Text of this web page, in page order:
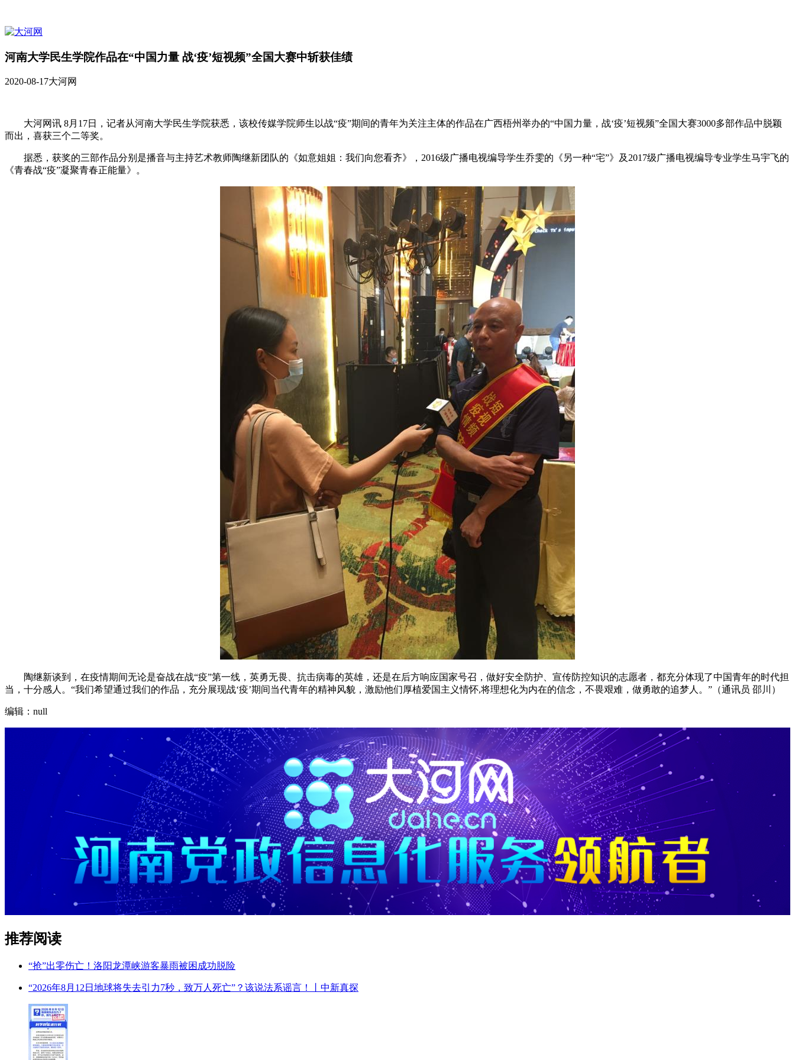
河南大学民生学院作品在“中国力量 战‘疫’短视频”全国大赛中斩获佳绩
2020-08-17大河网
大河网讯 8月17日，记者从河南大学民生学院获悉，该校传媒学院师生以战“疫”期间的青年为关注主体的作品在广西梧州举办的“中国力量，战‘疫’短视频”全国大赛3000多部作品中脱颖
而出，喜获三个二等奖。
据悉，获奖的三部作品分别是播音与主持艺术教师陶继新团队的《如意姐姐：我们向您看齐》，2016级广播电视编导学生乔雯的《另一种“宅”》及2017级广播电视编导专业学生马宇飞的
《青春战“疫”凝聚青春正能量》。
陶继新谈到，在疫情期间无论是奋战在战“疫”第一线，英勇无畏、抗击病毒的英雄，还是在后方响应国家号召，做好安全防护、宣传防控知识的志愿者，都充分体现了中国青年的时代担
当，十分感人。“我们希望通过我们的作品，充分展现战‘疫’期间当代青年的精神风貌，激励他们厚植爱国主义情怀,将理想化为内在的信念，不畏艰难，做勇敢的追梦人。”（通讯员 邵川）
编辑：null
推荐阅读
“抢”出零伤亡！洛阳龙潭峡游客暴雨被困成功脱险
“2026年8月12日地球将失去引力7秒，致万人死亡”？该说法系谣言！丨中新真探